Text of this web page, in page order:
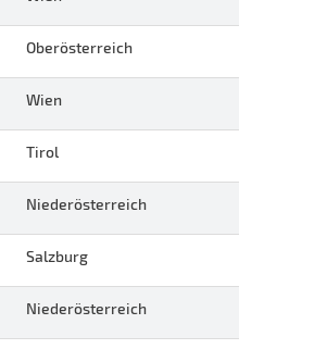
Oberösterreich
Wien
Tirol
Niederösterreich
Salzburg
Niederösterreich